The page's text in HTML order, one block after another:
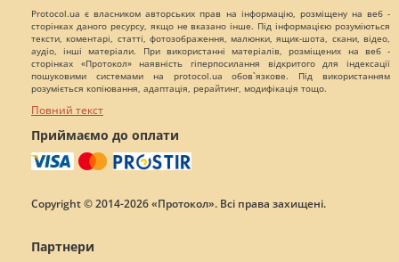
Protocol.ua є власником авторських прав на інформацію, розміщену на веб -
сторінках даного ресурсу, якщо не вказано інше. Під інформацією розуміються
тексти, коментарі, статті, фотозображення, малюнки, ящик-шота, скани, відео,
аудіо, інші матеріали. При використанні матеріалів, розміщених на веб -
сторінках «Протокол» наявність гіперпосилання відкритого для індексації
пошуковими системами на protocol.ua обов`язкове. Під використанням
розуміється копіювання, адаптація, рерайтинг, модифікація тощо.
Повний текст
Приймаємо до оплати
Copyright © 2014-2026 «Протокол». Всі права захищені.
Партнери